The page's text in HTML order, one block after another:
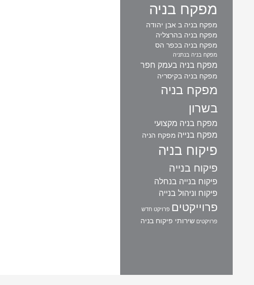
מפקח בניה
מפקח בניה ב אבן יהודה
מפקח בניה בהרצליה
מפקח בניה בכפר הס
מפקח בניה בנתניה
מפקח בניה בעמק חפר
מפקח בניה בקיסריה
מפקח בניה
בשרון
מפקח בניה מקצועי
מפקח בנייה מפקח הניה
פיקוח בניה
פיקוח בנייה
פיקוח בנייה בנחלה
פיקוח וניהול בנייה
פרוייקטים פרויקט חדש
פרויקטים שירותי פיקוח בניה